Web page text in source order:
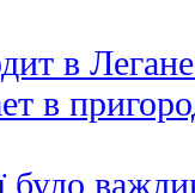
в
в
було